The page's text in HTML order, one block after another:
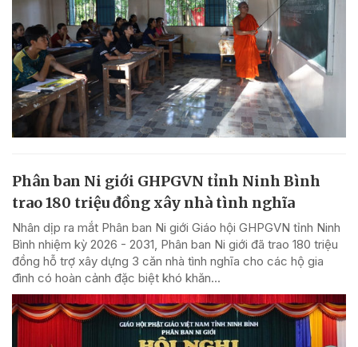
Phân ban Ni giới GHPGVN tỉnh Ninh Bình
trao 180 triệu đồng xây nhà tình nghĩa
Nhân dịp ra mắt Phân ban Ni giới Giáo hội GHPGVN tỉnh Ninh
Bình nhiệm kỳ 2026 - 2031, Phân ban Ni giới đã trao 180 triệu
đồng hỗ trợ xây dựng 3 căn nhà tình nghĩa cho các hộ gia
đình có hoàn cảnh đặc biệt khó khăn...